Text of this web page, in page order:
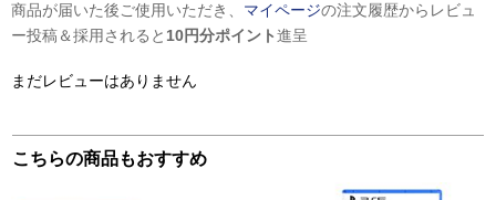
商品が届いた後ご使用いただき、 マイページの注文履歴からレビュ
ー投稿＆採用されると 10円分ポイント進呈
まだレビューはありません
こちらの商品もおすすめ